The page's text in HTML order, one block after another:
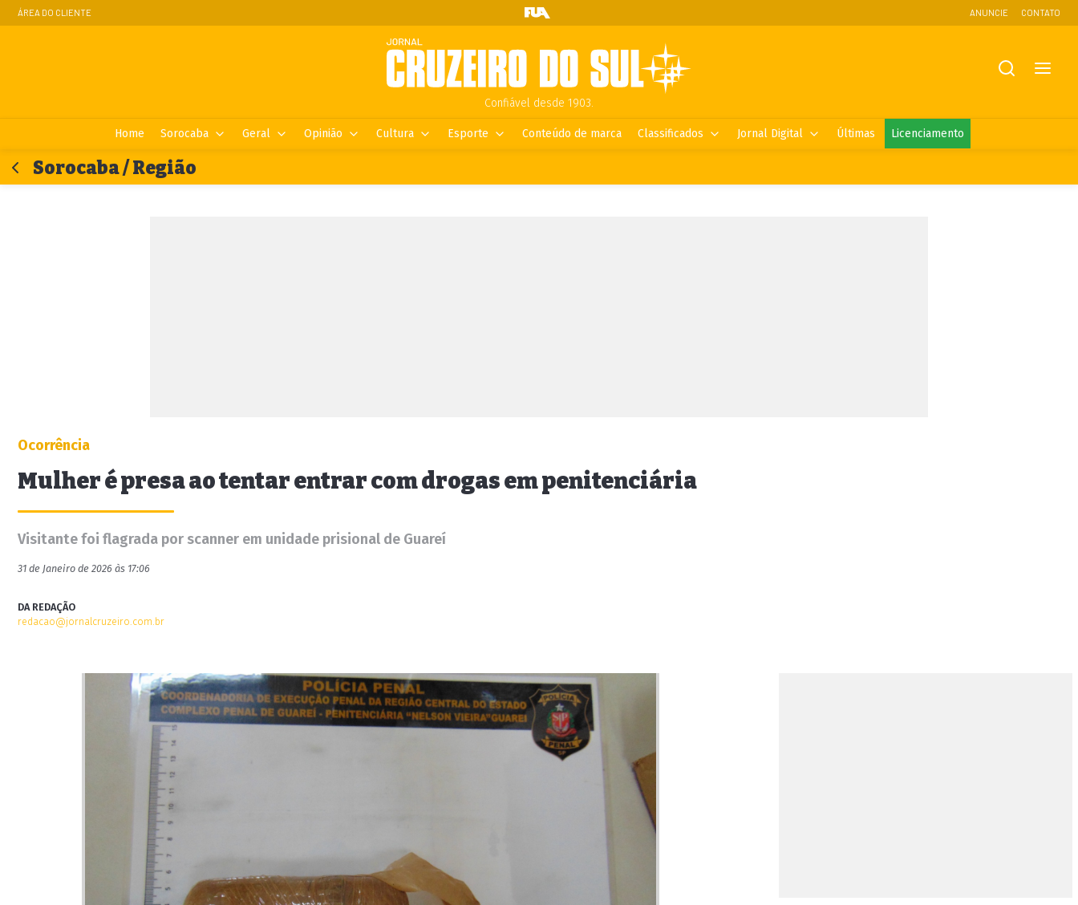
ÁREA DO CLIENTE ANUNCIE CONTATO
Confiável desde 1903.
Home Sorocaba Geral Opinião Cultura Esporte Conteúdo de marca Classificados Jornal Digital Últimas Licenciamento
Sorocaba / Região
Ocorrência
Mulher é presa ao tentar entrar com drogas em penitenciária
Visitante foi flagrada por scanner em unidade prisional de Guareí
31 de Janeiro de 2026 às 17:06
DA REDAÇÃO
redacao@jornalcruzeiro.com.br